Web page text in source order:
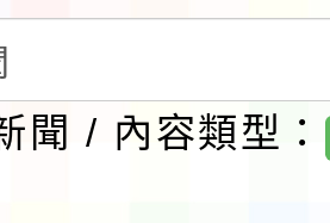
人才培育課程
園市115學年度
聞 / 內容類型：